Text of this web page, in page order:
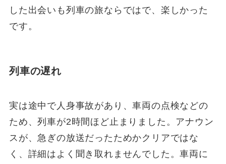
した出会いも列車の旅ならではで、楽しかった
です。
列車の遅れ
実は途中で人身事故があり、車両の点検などの
ため、列車が2時間ほど止まりました。アナウン
スが、急ぎの放送だったためかクリアではな
く、詳細はよく聞き取れませんでした。車両に